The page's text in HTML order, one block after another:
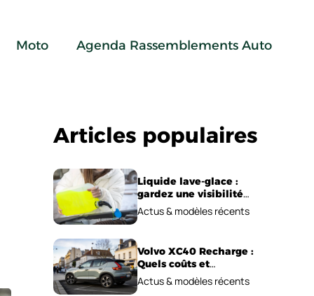
Moto Agenda Rassemblements Auto
Articles populaires
Liquide lave-glace :
gardez une visibilité
parfaite en voiture
Actus & modèles récents
Volvo XC40 Recharge :
Quels coûts et
performances
électriques ?
Actus & modèles récents